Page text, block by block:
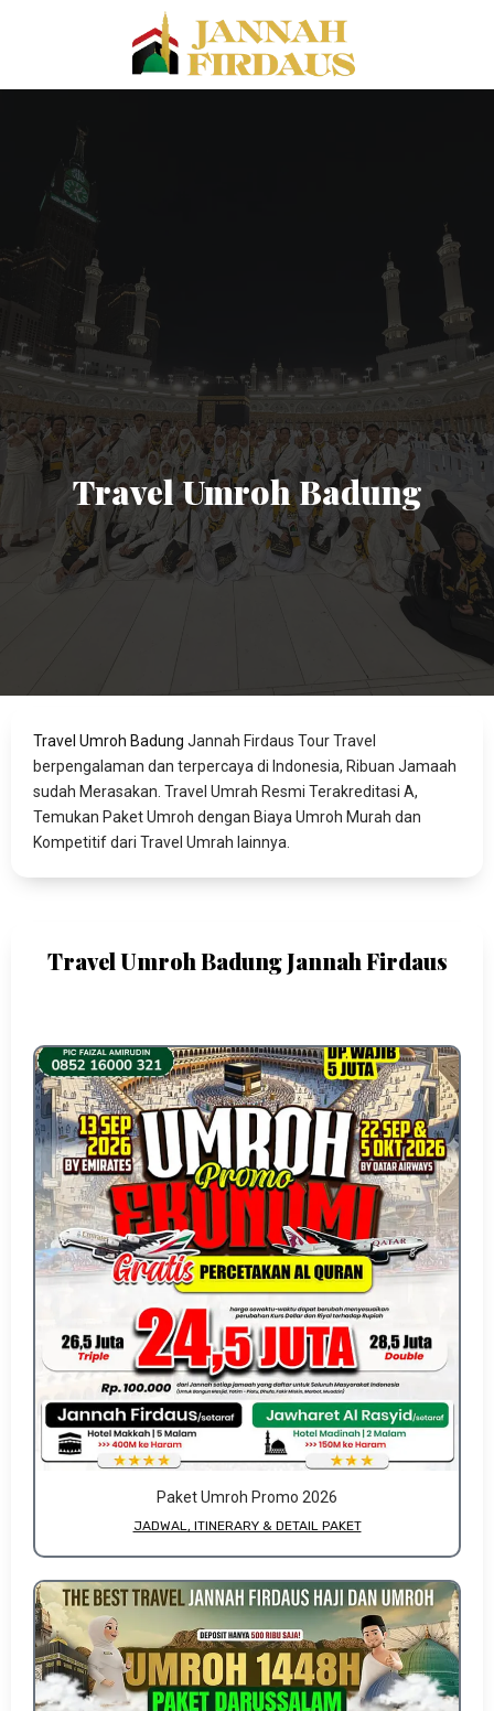
Travel Umroh Badung
Travel Umroh Badung Jannah Firdaus Tour Travel
berpengalaman dan terpercaya di Indonesia, Ribuan Jamaah
sudah Merasakan. Travel Umrah Resmi Terakreditasi A,
Temukan Paket Umroh dengan Biaya Umroh Murah dan
Kompetitif dari Travel Umrah lainnya.
Travel Umroh Badung Jannah Firdaus
Paket Umroh Promo 2026
JADWAL, ITINERARY & DETAIL PAKET